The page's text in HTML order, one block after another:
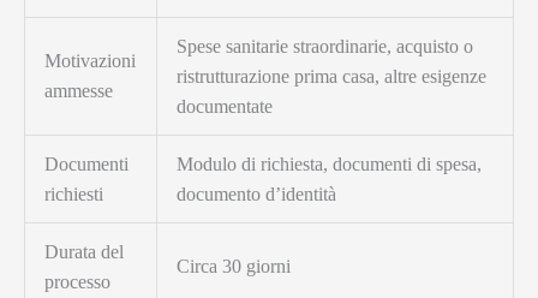
Motivazioni
ammesse
Spese sanitarie straordinarie, acquisto o
ristrutturazione prima casa, altre esigenze
documentate
Documenti
richiesti
Modulo di richiesta, documenti di spesa,
documento d’identità
Durata del
processo
Circa 30 giorni